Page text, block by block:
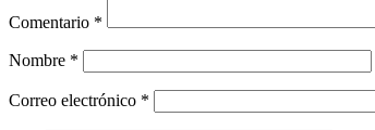
Comentario *
Nombre *
Correo electrónico *